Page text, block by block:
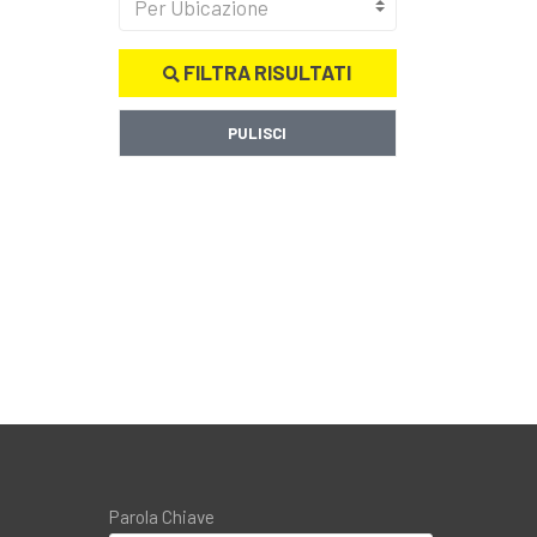
Per Ubicazione
FILTRA RISULTATI
PULISCI
Parola Chiave